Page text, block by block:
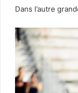
Dans l’autre